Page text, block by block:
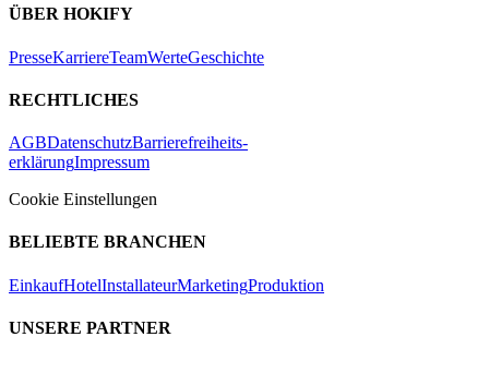
ÜBER HOKIFY
PresseKarriereTeamWerteGeschichte
RECHTLICHES
AGBDatenschutzBarrierefreiheits-
erklärungImpressum
Cookie Einstellungen
BELIEBTE BRANCHEN
EinkaufHotelInstallateurMarketingProduktion
UNSERE PARTNER